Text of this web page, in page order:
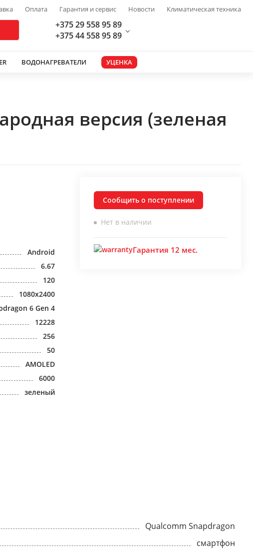
Оплата Гарантия и сервис Новости Климатическая техника
+375 29 558 95 89
+375 44 558 95 89
ВОДОНАГРЕВАТЕЛИ УЦЕНКА
версия (зеленая
Android
6.67
120
1080x2400
6 Gen 4
12228
256
50
AMOLED
6000
зеленый
Сообщить о поступлении
Нет в наличии
Гарантия 12 мес.
Qualcomm Snapdragon
смартфон